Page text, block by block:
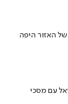
האזור היפה